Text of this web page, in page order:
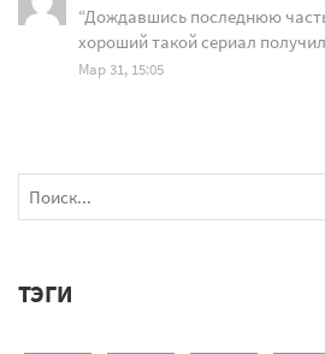
“Дождавшись последнюю
хороший такой сериал
Мар 31, 15:05
ТЭГИ